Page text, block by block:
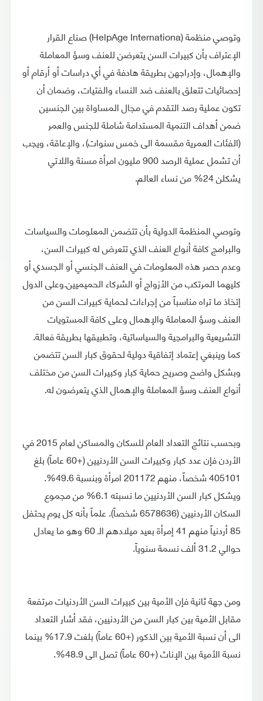
وتوصي منظمة (HelpAge Internationa) صناع القرار
الإعتراف بأن كبيرات السن يتعرضن للعنف وسؤ المعاملة
والإهمال، وإدراجهن بطريقة هادفة في أي دراسات أو أرقام أو
إحصائيات تتعلق بالعنف ضد النساء والفتيات، وضمان أن
تكون عملية رصد التقدم في مجال المساواة بين الجنسين
ضمن أهداف التنمية المستدامة شاملة للجنس والعمر
(الفئات العمرية مقسمة الى خمس سنوات)، والإعاقة، ويجب
أن تشمل عملية الرصد 900 مليون امرأة مسنة واللاتي
يشكلن 24% من نساء العالم.
وتوصي المنظمة الدولية بأن تتضمن المعلومات والسياسات
والبرامج كافة أنواع العنف الذي تتعرض له كبيرات السن،
وعدم حصر هذه المعلومات في العنف الجنسي أو الجسدي أو
كليهما المرتكب من الأزواج أو الشركاء الحميميين.وعلى الدول
إتخاذ ما تراه مناسباً من إجراءات لحماية كبيرات السن من
العنف وسؤ المعاملة والإهمال وعلى كافة المستويات
التشريعية والبرامجية والسياساتية، وتطبيقها بطريقة فعالة.
كما وينبغي إعتماد إتفاقية دولية لحقوق كبار السن تتضمن
وبشكل واضح وصريح حماية كبار وكبيرات السن من مختلف
أنواع العنف وسؤ المعاملة والإهمال الذي يتعرضون له.
وبحسب نتائج التعداد العام للسكان والمساكن لعام 2015 في
الأردن فإن عدد كبار وكبيرات السن الأردنيين (+60 عاماً) بلغ
405101 شخصاً، منهم 201172 امرأة وبنسبة 49.6%.
ويشكل كبار السن الأردنيين ما نسبته 6.1% من مجموع
السكان الأردنيين (6578636 شخصاً). علماً بأنه كل يوم يحتفل
85 أردنياً منهم 41 إمرأة بعيد ميلادهم الـ 60 وهو ما يعادل
حوالي 31.2 ألف نسمة سنوياً.
ومن جهة ثانية فإن الأمية بين كبيرات السن الأردنيات مرتفعة
مقابل الأمية بين كبار السن من الأردنيين، فقد أشار التعداد
الى أن نسبة الأمية بين الذكور (+60 عاماً) بلغت 17.9% بينما
نسبة الأمية بين الإناث (+60 عاماً) تصل الى 48.9%.